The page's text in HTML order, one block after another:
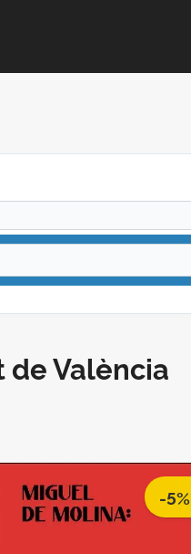
València
-5%